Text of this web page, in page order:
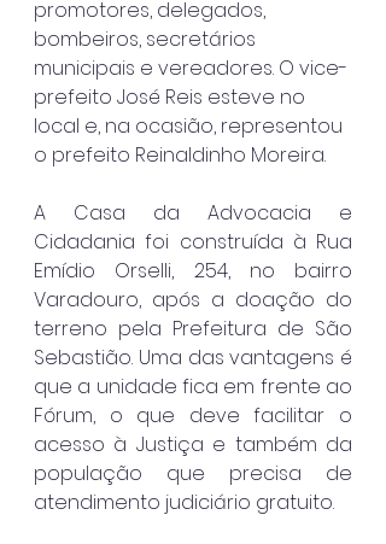
promotores, delegados,
bombeiros, secretários
municipais e vereadores. O vice-
prefeito José Reis esteve no
local e, na ocasião, representou
o prefeito Reinaldinho Moreira.
A Casa da Advocacia e
Cidadania foi construída à Rua
Emídio Orselli, 254, no bairro
Varadouro, após a doação do
terreno pela Prefeitura de São
Sebastião. Uma das vantagens é
que a unidade fica em frente ao
Fórum, o que deve facilitar o
acesso à Justiça e também da
população que precisa de
atendimento judiciário gratuito.